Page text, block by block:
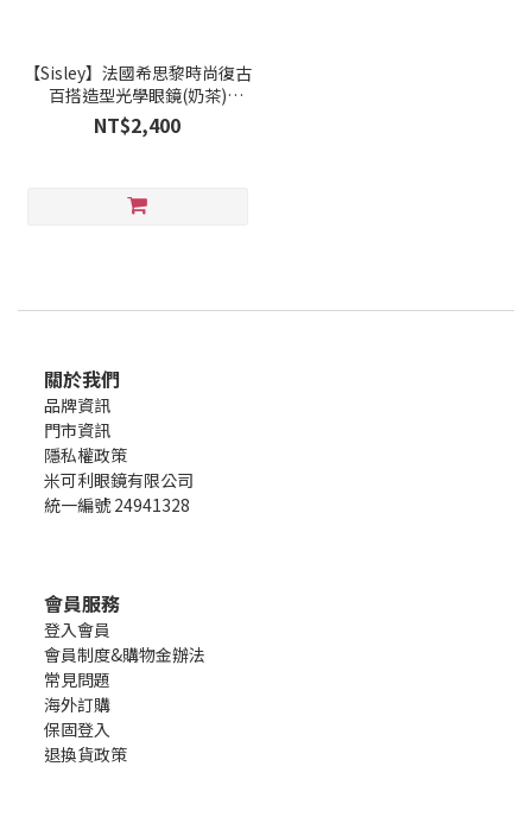
【Sisley】法國希思黎時尚復古
百搭造型光學眼鏡(奶茶)
SY02902
NT$2,400
關於我們
品牌資訊
門市資訊
隱私權政策
米可利眼鏡有限公司
統一編號 24941328
會員服務
登入會員
會員制度&購物金辦法
常見問題
海外訂購
保固登入
退換貨政策